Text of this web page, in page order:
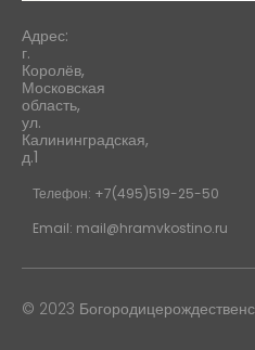
Адрес:
г.
Королёв,
Московская
область,
ул.
Калининградская,
д.1
Телефон: +7(495)519-25-50
Email: mail@hramvkostino.ru
© 2023